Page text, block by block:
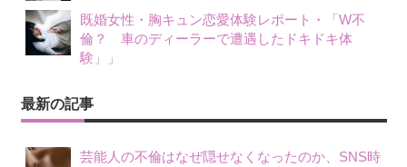
既婚女性・胸キュン恋愛体験レポート・「W不
倫？ 車のディーラーで遭遇したドキドキ体
験」」
最新の記事
芸能人の不倫はなぜ隠せなくなったのか、SNS時